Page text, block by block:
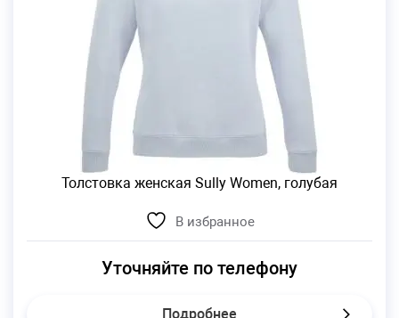
Толстовка женская Sully Women, голубая
В избранное
Уточняйте по телефону
Подробнее